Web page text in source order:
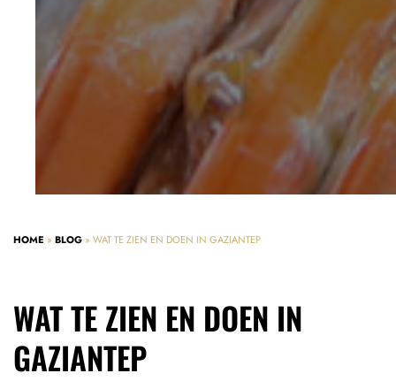
HOME » BLOG » WAT TE ZIEN EN DOEN IN GAZIANTEP
WAT TE ZIEN EN DOEN IN
GAZIANTEP